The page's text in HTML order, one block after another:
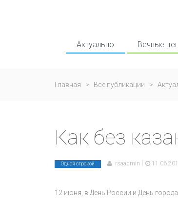
Актуально Вечные
Главная > Все публикации >
Как без
Одной строкой rsaadmin
12 июня, в День России и День